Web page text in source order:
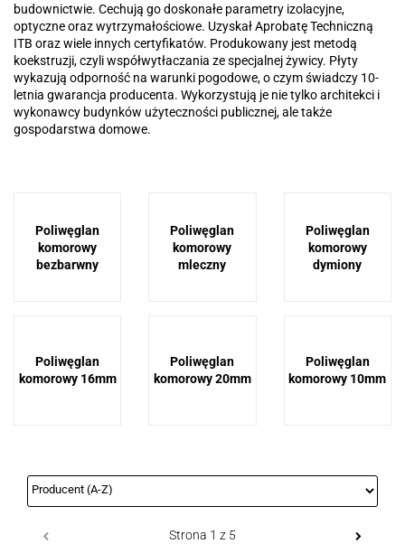
budownictwie. Cechują go doskonałe parametry izolacyjne,
optyczne oraz wytrzymałościowe. Uzyskał Aprobatę Techniczną
ITB oraz wiele innych certyfikatów. Produkowany jest metodą
koekstruzji, czyli współwytłaczania ze specjalnej żywicy. Płyty
wykazują odporność na warunki pogodowe, o czym świadczy 10-
letnia gwarancja producenta. Wykorzystują je nie tylko architekci i
wykonawcy budynków użyteczności publicznej, ale także
gospodarstwa domowe.
Poliwęglan
komorowy
bezbarwny
Poliwęglan
komorowy
mleczny
Poliwęglan
komorowy
dymiony
Poliwęglan
komorowy 16mm
Poliwęglan
komorowy 20mm
Poliwęglan
komorowy 10mm